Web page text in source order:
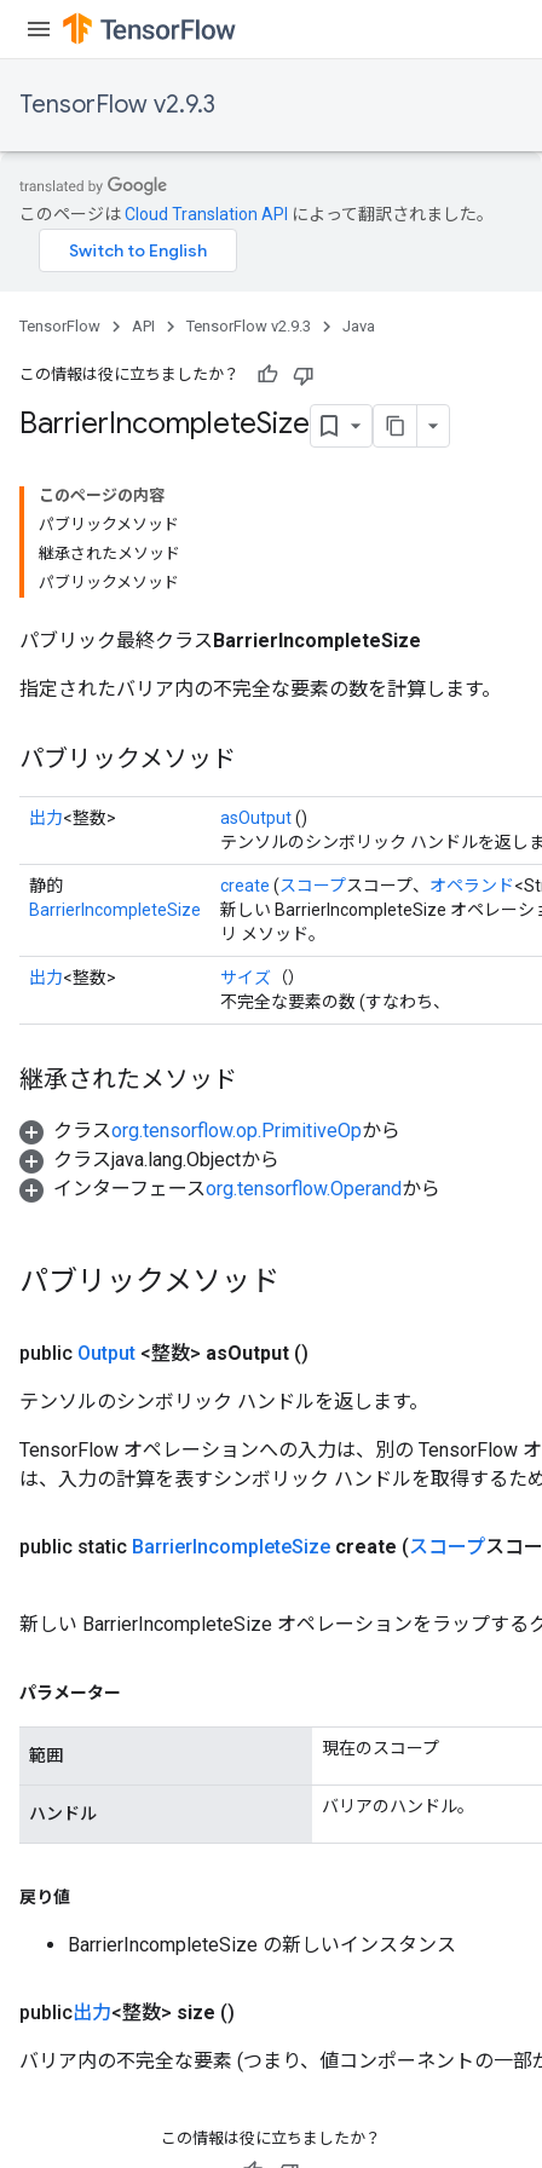
TensorFlow v2.9.3
このページはCloud Translation API によって翻訳されました。
TensorFlow API TensorFlow v2.9.3 Java
この情報は役に立ちましたか？
BarrierIncompleteSize
このページの内容
パブリックメソッド
継承されたメソッド
パブリックメソッド
パブリック最終クラスBarrierIncompleteSize
指定されたバリア内の不完全な要素の数を計算します。
パブリックメソッド
出力<整数> asOutput()
テンソルのシンボリック ハンドルを返し
静的
BarrierIncompleteSize
create (スコープスコープ、 オペランド
新しい BarrierIncompleteSize オペレー
リ メソッド。
出力<整数> サイズ （）
不完全な要素の数 (すなわち、
継承されたメソッド
クラスorg.tensorflow.op.PrimitiveOpから
クラスjava.lang.Objectから
インターフェースorg.tensorflow.Operandから
パブリックメソッド
public Output <整数> asOutput ()
テンソルのシンボリック ハンドルを返します。
TensorFlow オペレーションへの入力は、別の TensorFlow
は、入力の計算を表すシンボリック ハンドルを取得するた
public static BarrierIncompleteSize create (スコープスコ
新しい BarrierIncompleteSize オペレーションをラップする
パラメーター
範囲 現在のスコープ
ハンドル バリアのハンドル。
戻り値
BarrierIncompleteSize の新しいインスタンス
public出力<整数> size ()
バリア内の不完全な要素 (つまり、値コンポーネントの一
この情報は役に立ちましたか？